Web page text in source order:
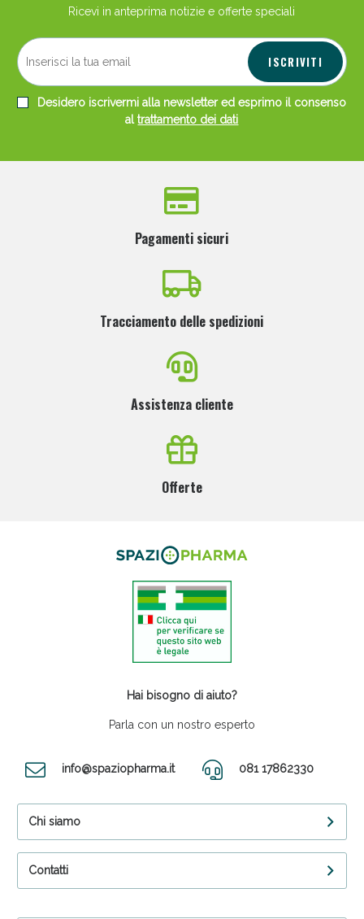
Ricevi in anteprima notizie e offerte speciali
ISCRIVITI
Desidero iscrivermi alla newsletter ed esprimo il consenso
altrattamento dei dati
Pagamenti sicuri
Tracciamento delle spedizioni
Assistenza cliente
Offerte
Hai bisogno di aiuto?
Parla con un nostro esperto
info@spaziopharma.it 081 17862330
Chi siamo
Contatti